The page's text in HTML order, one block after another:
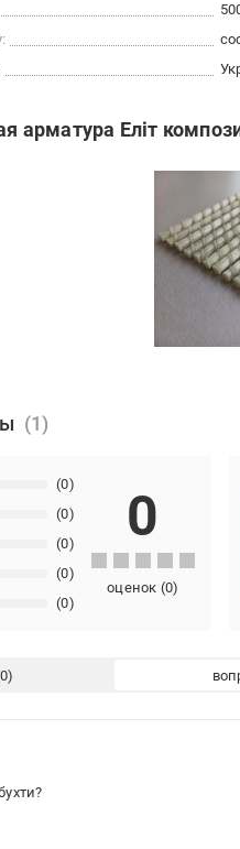
арматура Еліт
(0)
(0)
(0)
(0)
(0)
0
оценок (0)